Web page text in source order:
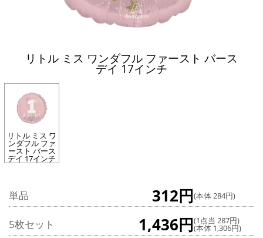
リトル ミス ワンダフル ファースト バース
デイ 17インチ
リトル ミス ワ
ンダフル ファ
ースト バース
デイ 17インチ
単品 312円(本体 284円)
5枚セット 1,436円(1点当 287円)
(本体 1,306円)